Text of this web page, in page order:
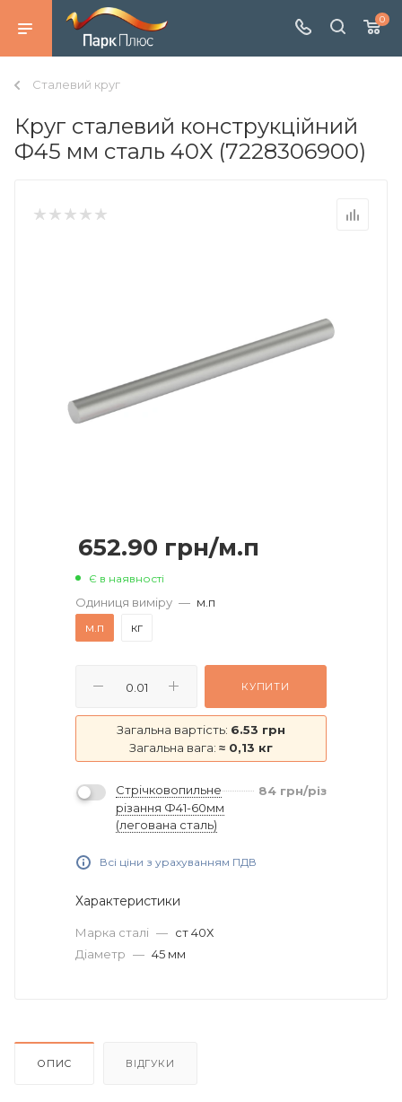
0
Сталевий круг
Круг сталевий конструкційний
Ф45 мм сталь 40Х (7228306900)
652.90 грн/м.п
Є в наявності
Одиниця виміру — м.п
м.п
кг
КУПИТИ
Загальна вартість: 6.53 грн
Загальна вага: ≈ 0,13 кг
Стрічковопильне
різання Ф41-60мм
(легована сталь)
84 грн/різ
Всі ціни з урахуванням ПДВ
Характеристики
Марка сталі — ст 40Х
Діаметр — 45 мм
ОПИС ВІДГУКИ